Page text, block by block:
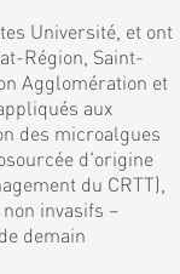
Université, et ont
Région, Saint-
Agglomération et
aux
des microalgues
d'origine
du CRTT),
invasifs –
demain